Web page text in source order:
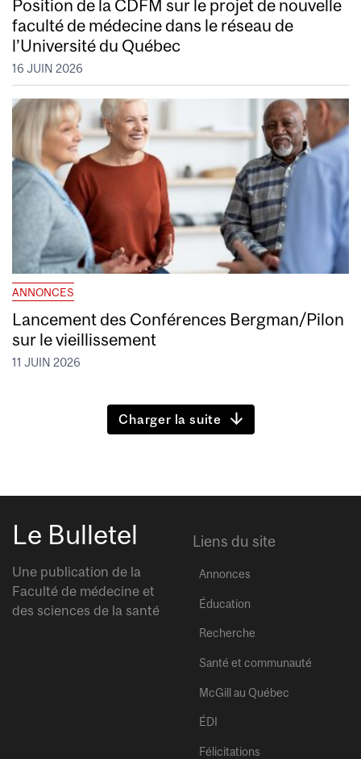
Position de la CDFM sur le projet de nouvelle
faculté de médecine dans le réseau de
l’Université du Québec
16 JUIN 2026
ANNONCES
Lancement des Conférences Bergman/Pilon
sur le vieillissement
11 JUIN 2026
Charger la suite
Le Bulletel
Une publication de la
Faculté de médecine et
des sciences de la santé
Liens du site
Annonces
Éducation
Recherche
Santé et communauté
McGill au Québec
ÉDI
Félicitations